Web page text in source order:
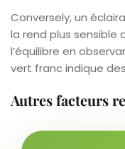
Conversely, un
la rend plus sensible
l’équilibre en
vert franc indique
Autres facteurs